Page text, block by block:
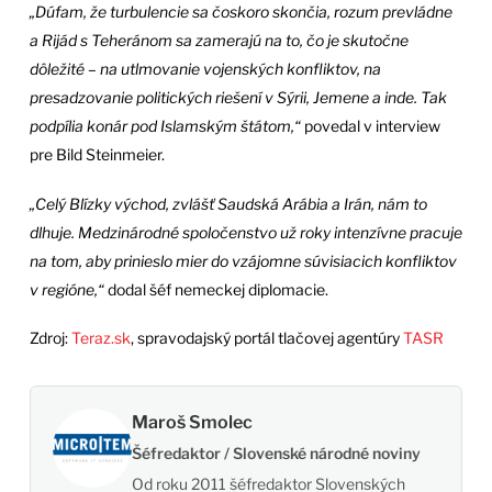
„Dúfam, že turbulencie sa čoskoro skončia, rozum prevládne
a Rijád s Teheránom sa zamerajú na to, čo je skutočne
dôležité – na utlmovanie vojenských konfliktov, na
presadzovanie politických riešení v Sýrii, Jemene a inde. Tak
podpília konár pod Islamským štátom,“povedal v interview
pre Bild Steinmeier.
„Celý Blízky východ, zvlášť Saudská Arábia a Irán, nám to
dlhuje. Medzinárodné spoločenstvo už roky intenzívne pracuje
na tom, aby prinieslo mier do vzájomne súvisiacich konfliktov
v regióne,“dodal šéf nemeckej diplomacie.
Zdroj:Teraz.sk, spravodajský portál tlačovej agentúryTASR
Maroš Smolec
Šéfredaktor / Slovenské národné noviny
Od roku 2011 šéfredaktor Slovenských